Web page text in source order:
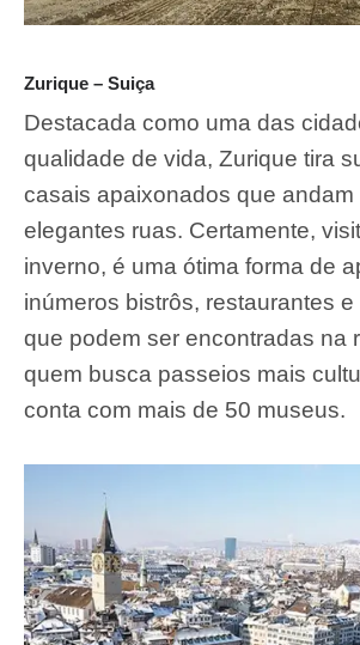
Zurique – Suiça
Destacada como uma das
qualidade de vida, Zurique tira
casais apaixonados que andam
elegantes ruas. Certamente,
inverno, é uma ótima forma de
inúmeros bistrôs, restaurantes e
que podem ser encontradas na
quem busca passeios mais
conta com mais de 50 museus.